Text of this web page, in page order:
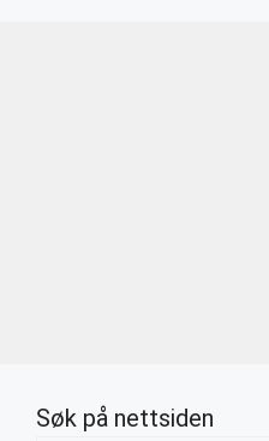
Søk på nettsiden